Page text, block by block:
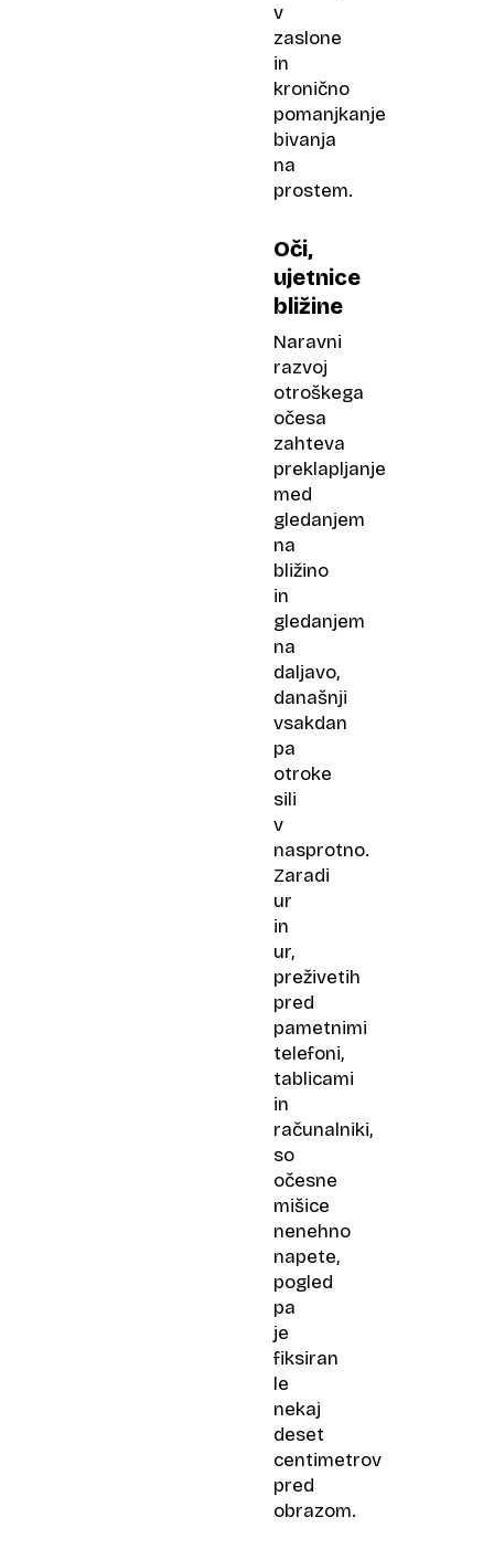
v
zaslone
in
kronično
pomanjkanje
bivanja
na
prostem.
Oči,
ujetnice
bližine
Naravni
razvoj
otroškega
očesa
zahteva
preklapljanje
med
gledanjem
na
bližino
in
gledanjem
na
daljavo,
današnji
vsakdan
pa
otroke
sili
v
nasprotno.
Zaradi
ur
in
ur,
preživetih
pred
pametnimi
telefoni,
tablicami
in
računalniki,
so
očesne
mišice
nenehno
napete,
pogled
pa
je
fiksiran
le
nekaj
deset
centimetrov
pred
obrazom.